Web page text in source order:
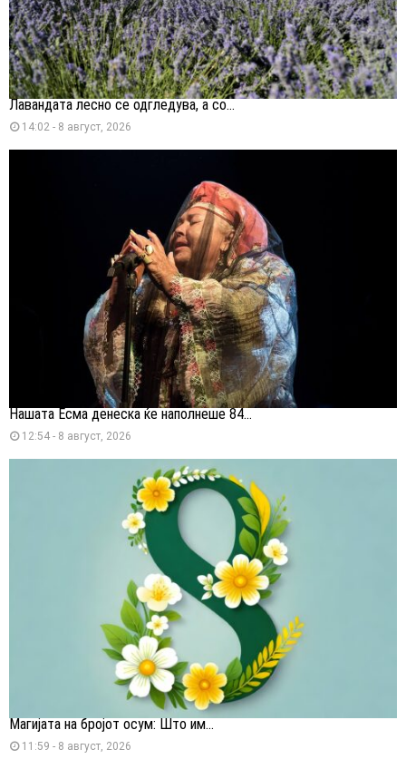
Лавандата лесно се одгледува, а со...
14:02 - 8 август, 2026
Нашата Есма денеска ќе наполнеше 84...
12:54 - 8 август, 2026
Магијата на бројот осум: Што им...
11:59 - 8 август, 2026